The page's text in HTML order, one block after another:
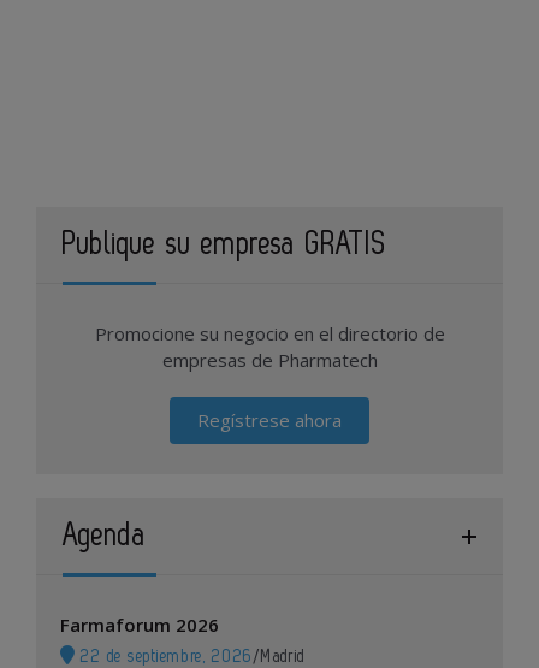
Publique su empresa GRATIS
Promocione su negocio en el directorio de
empresas de Pharmatech
Regístrese ahora
Agenda
Farmaforum 2026
22 de septiembre, 2026 / Madrid